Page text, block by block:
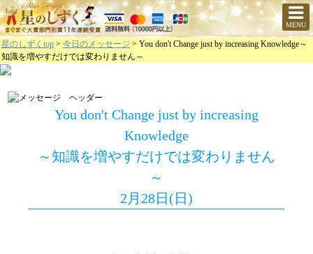
MENU
星のしずくtop > 今日のメッセージ > You don't Change just by increasing Knowledge～
知識を増やすだけでは変わりません～
You don't Change just by increasing
Knowledge
～知識を増やすだけでは変わりません
～
2月28日(日)